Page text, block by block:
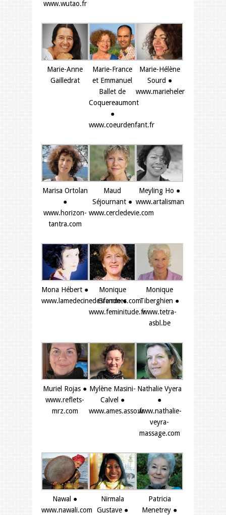
www.wutao.fr
Marie-Anne
Gailledrat
Marie-France
et Emmanuel
Ballet de
Coquereaumont
●
www.coeurdenfant.fr
Marie-Hélène
Sourd ●
www.mariehelenesourd.fr
Marisa Ortolan
●
www.horizon-
tantra.com
Maud
Séjournant ●
www.cercledevie.com
Meyling Ho ●
www.artalismans.com
Mona Hébert ●
www.lamedecinedesfemmes.com
Monique
Grande ●
www.feminitude.fr
Monique
Tiberghien ●
www.tetra-
asbl.be
Muriel Rojas ●
www.reflets-
mrz.com
Mylène Masini-
Calvel ●
www.ames.asso.fr
Nathalie Vyera
●
www.nathalie-
veyra-
massage.com
Nawal ●
www.nawali.com
Nirmala
Gustave ●
Patricia
Menetrey ●